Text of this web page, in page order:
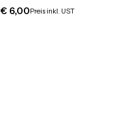
€ 6,00Preis inkl. UST